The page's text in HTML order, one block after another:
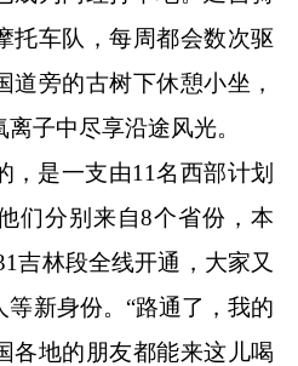
托车队，每周都会数次驱
道旁的古树下休憩小坐，
子中尽享沿途风光。
是一支由11名西部计划
们分别来自8个省份，本
吉林段全线开通，大家又
新身份。“路通了，我的
各地的朋友都能来这儿喝